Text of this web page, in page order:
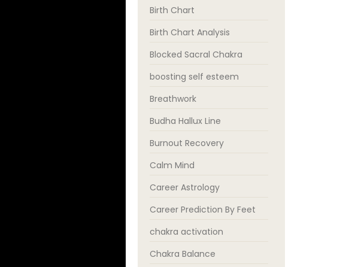
Birth Chart
Birth Chart Analysis
Blocked Sacral Chakra
boosting self esteem
Breathwork
Budha Hallux Line
Burnout Recovery
Calm Mind
Career Astrology
Career Prediction By Feet
chakra activation
Chakra Balance